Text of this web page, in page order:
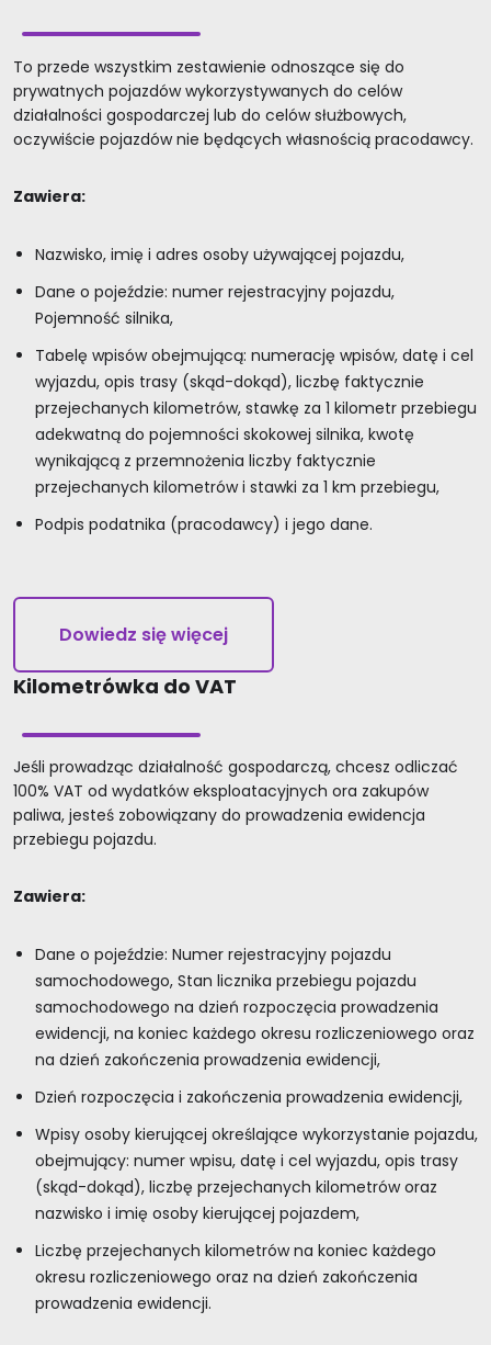
To przede wszystkim zestawienie odnoszące się do
prywatnych pojazdów wykorzystywanych do celów
działalności gospodarczej lub do celów służbowych,
oczywiście pojazdów nie będących własnością pracodawcy.
Zawiera:
Nazwisko, imię i adres osoby używającej pojazdu,
Dane o pojeździe: numer rejestracyjny pojazdu,
Pojemność silnika,
Tabelę wpisów obejmującą: numerację wpisów, datę i cel
wyjazdu, opis trasy (skąd-dokąd), liczbę faktycznie
przejechanych kilometrów, stawkę za 1 kilometr przebiegu
adekwatną do pojemności skokowej silnika, kwotę
wynikającą z przemnożenia liczby faktycznie
przejechanych kilometrów i stawki za 1 km przebiegu,
Podpis podatnika (pracodawcy) i jego dane.
Dowiedz się więcej
Kilometrówka do VAT
Jeśli prowadząc działalność gospodarczą, chcesz odliczać
100% VAT od wydatków eksploatacyjnych ora zakupów
paliwa, jesteś zobowiązany do prowadzenia ewidencja
przebiegu pojazdu.
Zawiera:
Dane o pojeździe: Numer rejestracyjny pojazdu
samochodowego, Stan licznika przebiegu pojazdu
samochodowego na dzień rozpoczęcia prowadzenia
ewidencji, na koniec każdego okresu rozliczeniowego oraz
na dzień zakończenia prowadzenia ewidencji,
Dzień rozpoczęcia i zakończenia prowadzenia ewidencji,
Wpisy osoby kierującej określające wykorzystanie pojazdu,
obejmujący: numer wpisu, datę i cel wyjazdu, opis trasy
(skąd-dokąd), liczbę przejechanych kilometrów oraz
nazwisko i imię osoby kierującej pojazdem,
Liczbę przejechanych kilometrów na koniec każdego
okresu rozliczeniowego oraz na dzień zakończenia
prowadzenia ewidencji.